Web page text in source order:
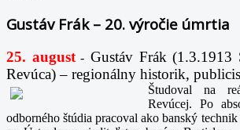
Gustáv Frák – 20. výročie úmrtia
25. august- Gustáv Frák (1.3.1913
Revúca) – regionálny historik,
Študoval na
Revúcej. Po
odborného štúdia pracoval ako banský